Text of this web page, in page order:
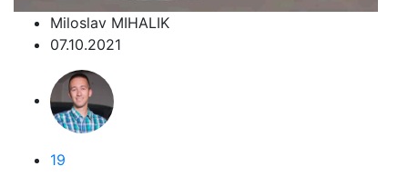
Miloslav MIHALIK
07.10.2021
19